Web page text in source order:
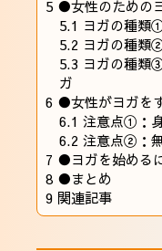
5 ●女性のための
5.1 ヨガの種類
5.2 ヨガの種類
5.3 ヨガの種類
ガ
6 ●女性がヨガを
6.1 注意点①：
6.2 注意点②：
7 ●ヨガを始める
8 ●まとめ
9 関連記事